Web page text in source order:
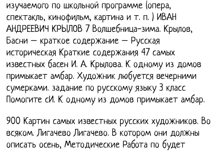
изучаемого по школьной программе (опера,
спектакль, кинофильм, картина и т. п. ) ИВАН
АНДРЕЕВИЧ КРЫЛОВ 7 Волшебница-зима. Крылов,
Басни – краткое содержание – Русская
историческая Краткие содержания 47 самых
известных басен И. А. Крылова. К одному из домов
примыкает амбар. Художник любуется вечерними
сумерками. задание по русскому языку 3 класс
Помогите сИ. К одному из домов примыкает амбар.
900 Картин самых известных русских художников. Во
всяком. Лигачево Лигачево. В котором они должны
описать осень, Методические Работа по будет